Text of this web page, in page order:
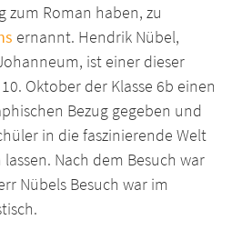
zum Roman haben, zu
ernannt. Hendrik Nübel,
ist einer dieser
Oktober der Klasse 6b einen
Bezug gegeben und
in die faszinierende Welt
Nach dem Besuch war
Nübels Besuch war im